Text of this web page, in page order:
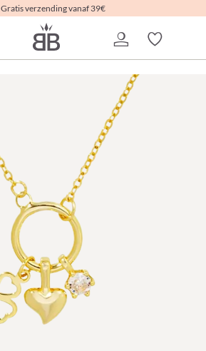
Gratis verzending vanaf 39€